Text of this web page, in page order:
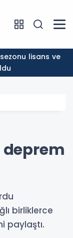
deprem
birliklerce
paylaştı.